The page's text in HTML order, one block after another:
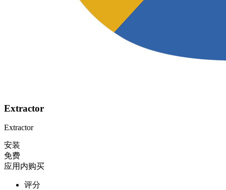
Extractor
Extractor
安装
免费
应用内购买
评分